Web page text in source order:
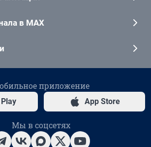
в MAX
приложение
App Store
Мы в соцсетях